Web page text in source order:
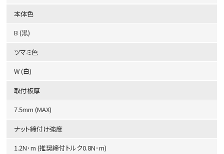
本体色
B (黒)
ツマミ色
W (白)
取付板厚
7.5mm (MAX)
ナット締付け強度
1.2N･m (推奨締付トルク0.8N･m)